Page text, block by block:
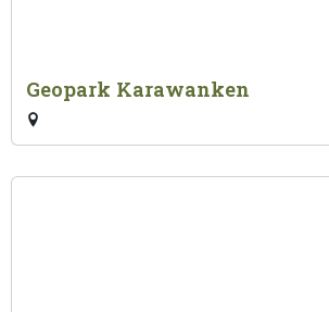
Geopark Karawanken